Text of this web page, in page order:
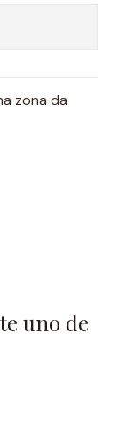
zona da
uno de